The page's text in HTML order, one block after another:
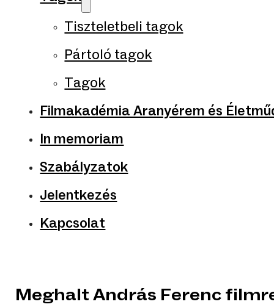
Tiszteletbeli tagok
Pártoló tagok
Tagok
Filmakadémia Aranyérem és
In memoriam
Szabályzatok
Jelentkezés
Kapcsolat
Meghalt András Ferenc